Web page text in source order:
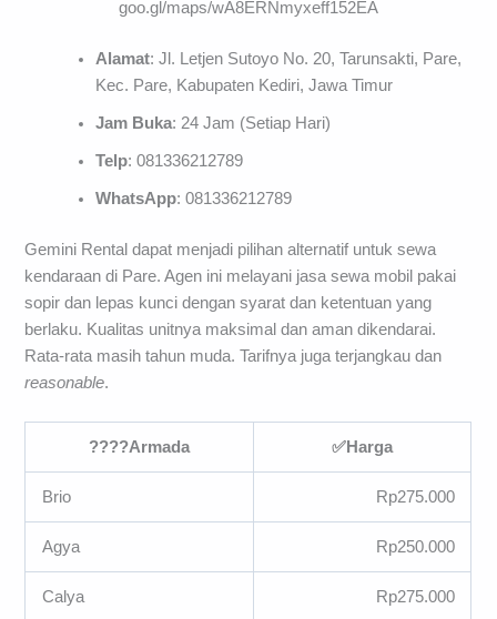
goo.gl/maps/wA8ERNmyxeff152EA
Alamat: Jl. Letjen Sutoyo No. 20, Tarunsakti, Pare,
Kec. Pare, Kabupaten Kediri, Jawa Timur
Jam Buka: 24 Jam (Setiap Hari)
Telp: 081336212789
WhatsApp: 081336212789
Gemini Rental dapat menjadi pilihan alternatif untuk sewa
kendaraan di Pare. Agen ini melayani jasa sewa mobil pakai
sopir dan lepas kunci dengan syarat dan ketentuan yang
berlaku. Kualitas unitnya maksimal dan aman dikendarai.
Rata-rata masih tahun muda. Tarifnya juga terjangkau dan
reasonable.
????Armada ✅Harga
Brio Rp275.000
Agya Rp250.000
Calya Rp275.000